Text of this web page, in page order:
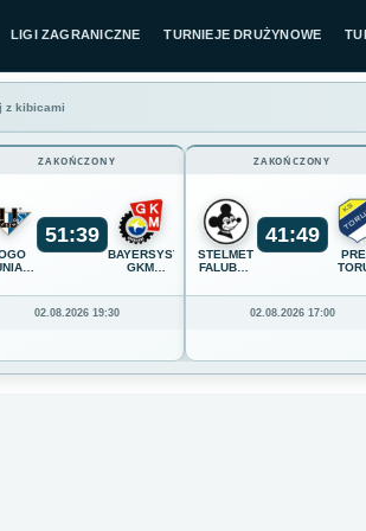
LIGI ZAGRANICZNE TURNIEJE DRUŻYNOWE
z kibicami
ZAKOŃCZONY
51:39
BAYERSYSTEM
GKM
02.08.2026 19:30
ZAKOŃCZONY
STELMET
FALUBAZ
GÓRA
41:49
02.08.2026 17:00